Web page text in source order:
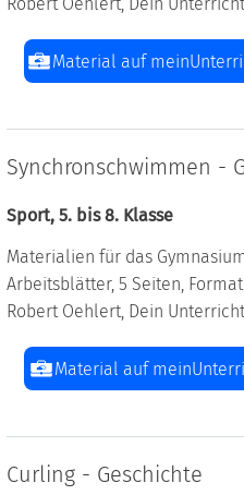
Material auf
Synchronschwimmen -
Sport, 5. bis 8. Klasse
Materialien für das Gymnasium
Arbeitsblätter, 5 Seiten, Format:
Robert Oehlert, Dein
Material auf
Curling - Geschichte